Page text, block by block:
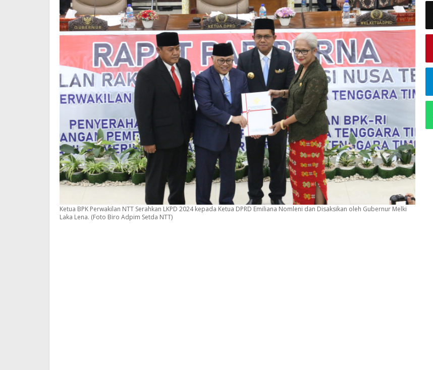
Ketua BPK Perwakilan NTT Serahkan LKPD 2024 kepada Ketua DPRD Emiliana Nomleni dan Disaksikan oleh Gubernur Melki
Laka Lena. (Foto Biro Adpim Setda NTT)